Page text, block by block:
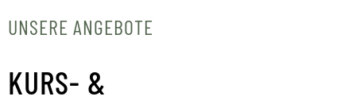
UNSERE ANGEBOTE
KURS- &